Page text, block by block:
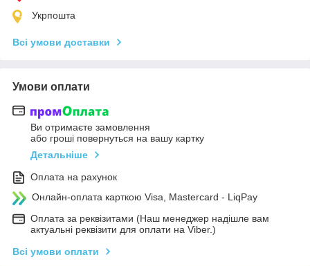
Укрпошта
Всі умови доставки
Умови оплати
Ви отримаєте замовлення
або гроші повернуться на вашу картку
Детальніше
Оплата на рахунок
Онлайн-оплата карткою Visa, Mastercard - LiqPay
Оплата за реквізитами (Наш менеджер надішле вам
актуальні реквізити для оплати на Viber.)
Всі умови оплати